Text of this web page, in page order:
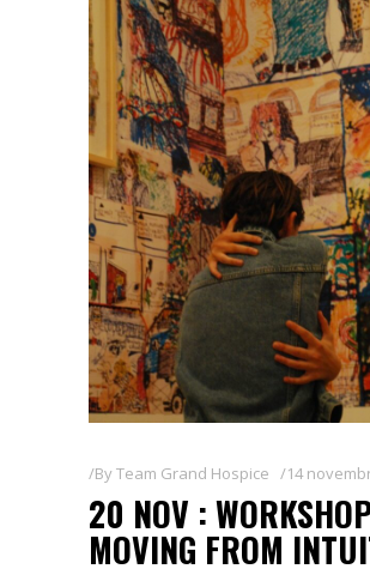
ByTeam Grand Hospice 14
20 NOV :
MOVING FROM